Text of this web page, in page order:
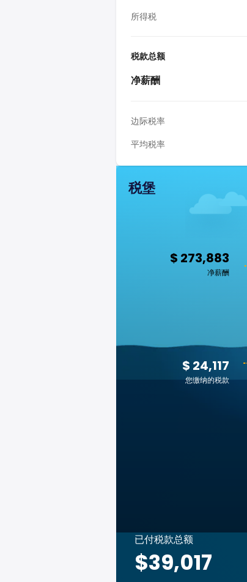
所得税
税款总额
净薪酬
边际税率
平均税率
税堡
$ 273,883
净薪酬
$ 24,117
您缴纳的税款
已付税款总额
$39,017